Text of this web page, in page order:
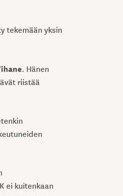
tekemään yksin
. Hänen
riistää
ei kuitenkaan